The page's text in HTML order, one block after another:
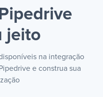
jeito
na integração
e construa sua